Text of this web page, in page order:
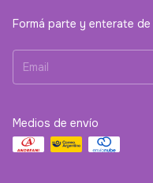
Formá parte y enterate
Medios de envío